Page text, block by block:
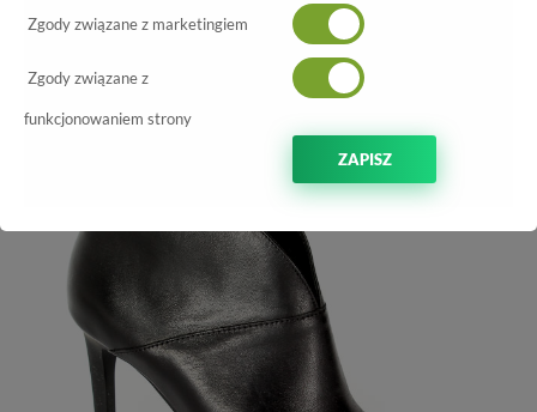
B3615-E50-000-PSK-B16 Sandro 04
Zgody związane z marketingiem
Zgody związane z
funkcjonowaniem strony
ZAPISZ